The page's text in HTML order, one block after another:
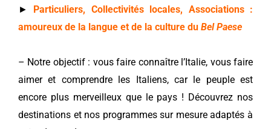
► Particuliers, Collectivités locales, Associations :
amoureux de la langue et de la culture du Bel Paese
– Notre objectif : vous faire connaître l’Italie, vous faire
aimer et comprendre les Italiens, car le peuple est
encore plus merveilleux que le pays ! Découvrez nos
destinations et nos programmes sur mesure adaptés à